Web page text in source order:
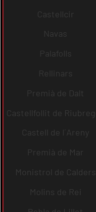
Castellcir
Navas
Palafolls
Rellinars
Premià de Dalt
Castellfollit de
Castell de l´Areny
Premià de Mar
Monistrol de Calders
Molins de Rei